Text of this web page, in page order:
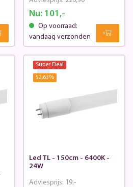
Nu: 101,-
Op voorraad:
vandaag verzonden
Super Deal
52.63%
Led TL - 150cm - 6400K -
24W
Adviesprijs: 19,-